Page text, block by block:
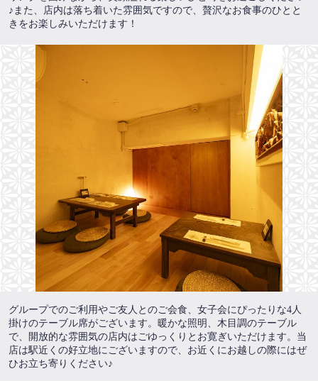
♪また、店内は落ち着いた雰囲気ですので、贅沢なお食事のひとと
きをお楽しみいただけます！
グループでのご利用やご友人とのご会食、女子会にぴったりな4人
掛けのテーブル席がございます。暖かな照明、木目調のテーブル
で、開放的な雰囲気の店内はごゆっくりとお寛ぎいただけます。当
店は駅近くの好立地にございますので、お近くにお越しの際にはぜ
ひお立ち寄りください♪
この店舗情報をシェアする
大阪府大阪市中央区西心斎橋１丁目10-4エースビルB1
https://akr4409499735.owst.jp/
お店情報をコピー
閉じる